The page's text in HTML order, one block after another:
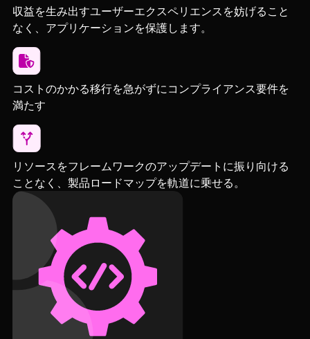
収益を生み出すユーザーエクスペリエンスを妨げること
なく、アプリケーションを保護します。
コストのかかる移行を急がずにコンプライアンス要件を
満たす
リソースをフレームワークのアップデートに振り向ける
ことなく、製品ロードマップを軌道に乗せる。